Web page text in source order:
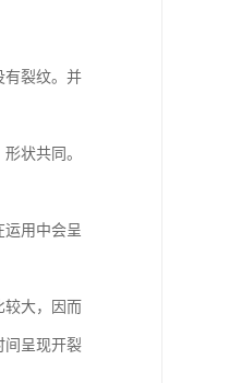
有裂纹。并
状共同。
运用中会呈
较大，因而
间呈现开裂